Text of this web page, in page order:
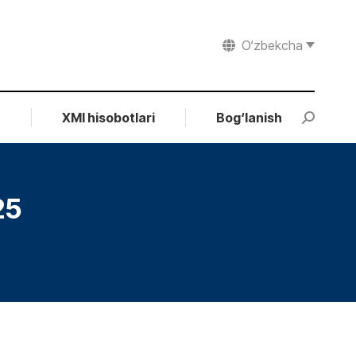
O‘zbekcha
XMI hisobotlari Bog‘lanish Search: